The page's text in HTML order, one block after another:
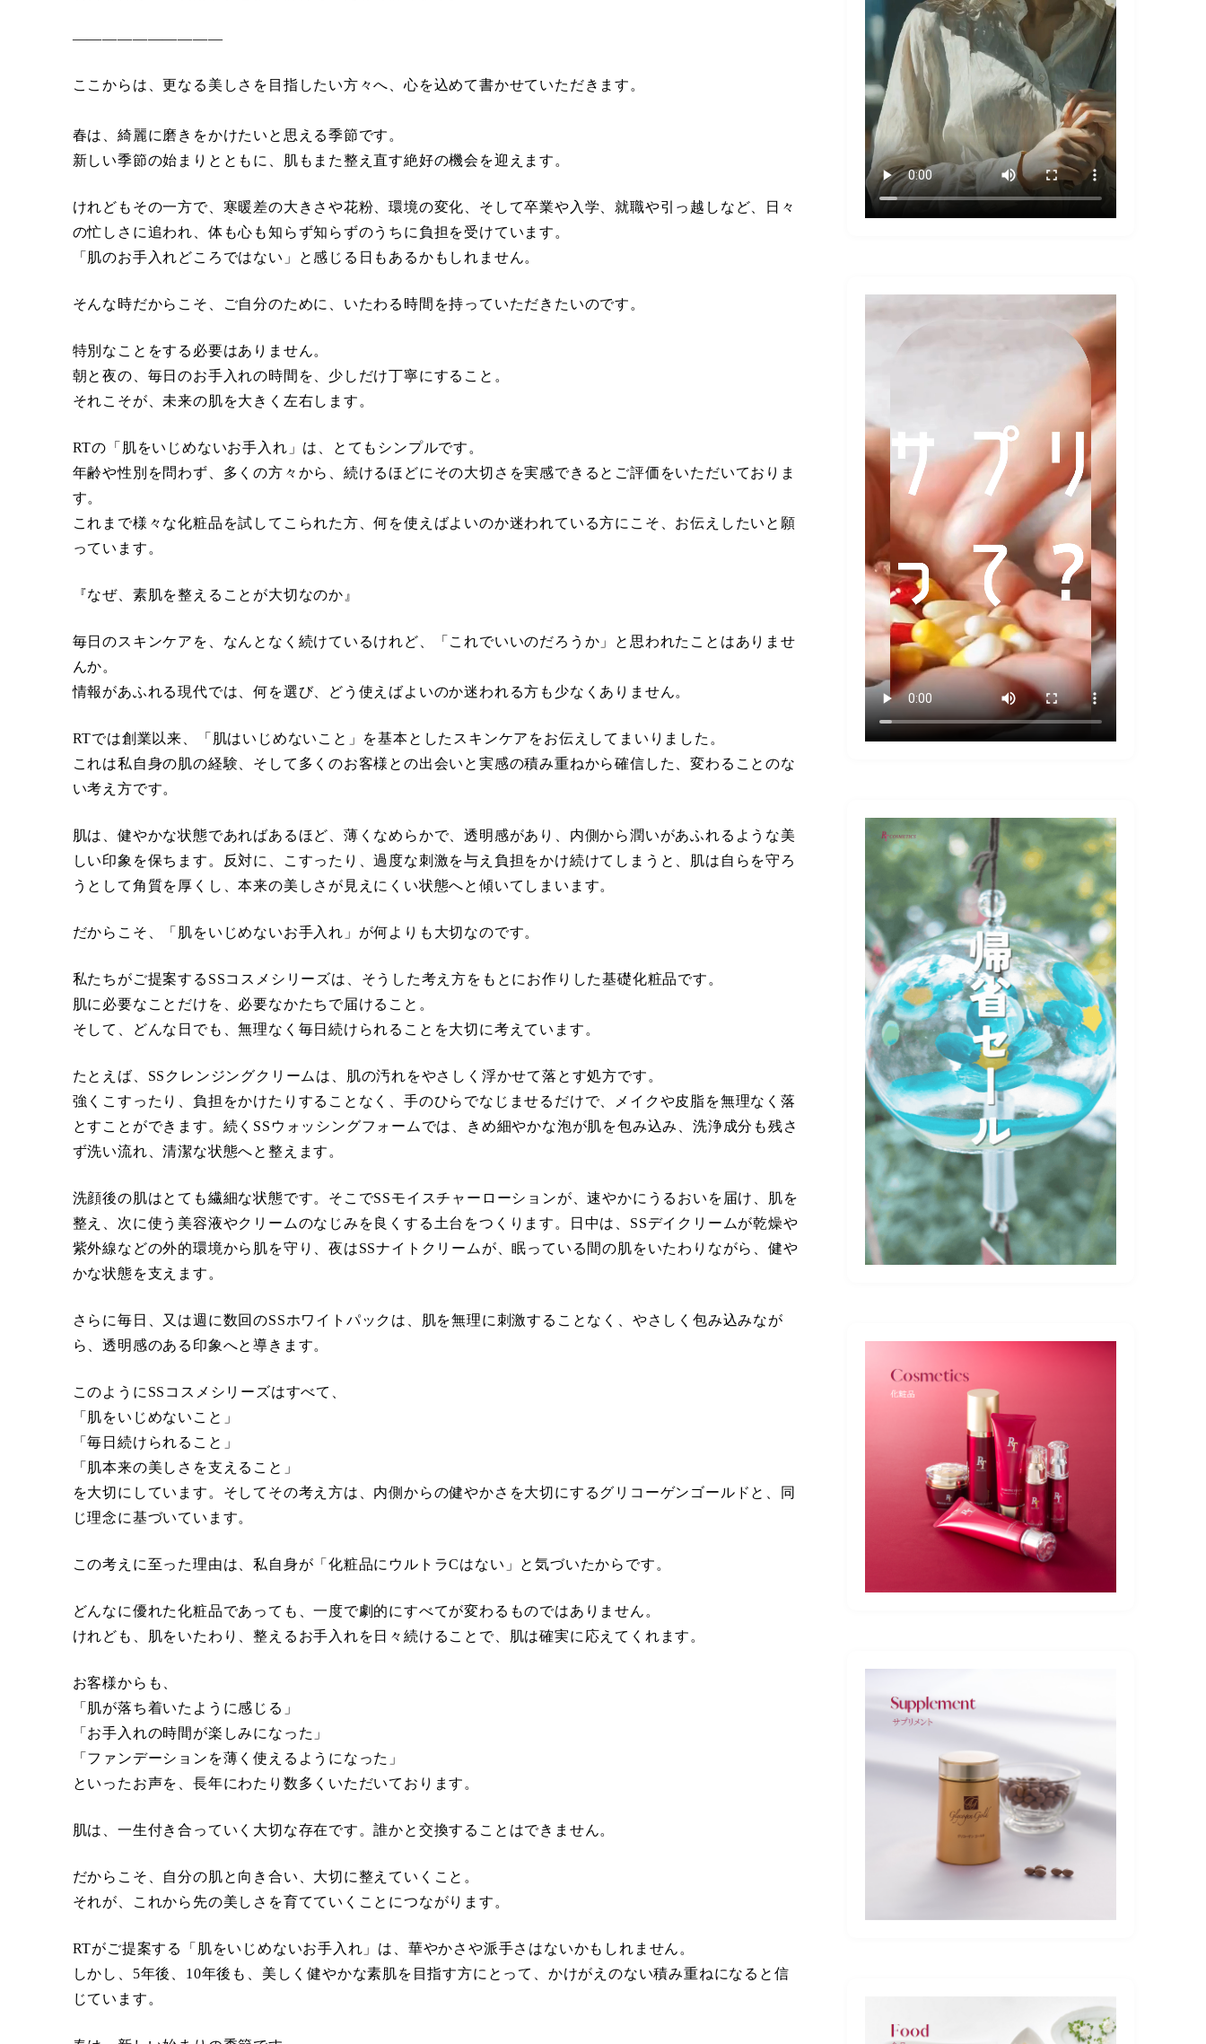
――――――――――
ここからは、更なる美しさを目指したい方々へ、心を込めて書かせていただきます。
春は、綺麗に磨きをかけたいと思える季節です。
新しい季節の始まりとともに、肌もまた整え直す絶好の機会を迎えます。
けれどもその一方で、寒暖差の大きさや花粉、環境の変化、そして卒業や入学、就職や引っ越しなど、日々
の忙しさに追われ、体も心も知らず知らずのうちに負担を受けています。
「肌のお手入れどころではない」と感じる日もあるかもしれません。
そんな時だからこそ、ご自分のために、いたわる時間を持っていただきたいのです。
特別なことをする必要はありません。
朝と夜の、毎日のお手入れの時間を、少しだけ丁寧にすること。
それこそが、未来の肌を大きく左右します。
RTの「肌をいじめないお手入れ」は、とてもシンプルです。
年齢や性別を問わず、多くの方々から、続けるほどにその大切さを実感できるとご評価をいただいておりま
す。
これまで様々な化粧品を試してこられた方、何を使えばよいのか迷われている方にこそ、お伝えしたいと願
っています。
『なぜ、素肌を整えることが大切なのか』
毎日のスキンケアを、なんとなく続けているけれど、「これでいいのだろうか」と思われたことはありませ
んか。
情報があふれる現代では、何を選び、どう使えばよいのか迷われる方も少なくありません。
RTでは創業以来、「肌はいじめないこと」を基本としたスキンケアをお伝えしてまいりました。
これは私自身の肌の経験、そして多くのお客様との出会いと実感の積み重ねから確信した、変わることのな
い考え方です。
肌は、健やかな状態であればあるほど、薄くなめらかで、透明感があり、内側から潤いがあふれるような美
しい印象を保ちます。反対に、こすったり、過度な刺激を与え負担をかけ続けてしまうと、肌は自らを守ろ
うとして角質を厚くし、本来の美しさが見えにくい状態へと傾いてしまいます。
だからこそ、「肌をいじめないお手入れ」が何よりも大切なのです。
私たちがご提案するSSコスメシリーズは、そうした考え方をもとにお作りした基礎化粧品です。
肌に必要なことだけを、必要なかたちで届けること。
そして、どんな日でも、無理なく毎日続けられることを大切に考えています。
たとえば、SSクレンジングクリームは、肌の汚れをやさしく浮かせて落とす処方です。
強くこすったり、負担をかけたりすることなく、手のひらでなじませるだけで、メイクや皮脂を無理なく落
とすことができます。続くSSウォッシングフォームでは、きめ細やかな泡が肌を包み込み、洗浄成分も残さ
ず洗い流れ、清潔な状態へと整えます。
洗顔後の肌はとても繊細な状態です。そこでSSモイスチャーローションが、速やかにうるおいを届け、肌を
整え、次に使う美容液やクリームのなじみを良くする土台をつくります。日中は、SSデイクリームが乾燥や
紫外線などの外的環境から肌を守り、夜はSSナイトクリームが、眠っている間の肌をいたわりながら、健や
かな状態を支えます。
さらに毎日、又は週に数回のSSホワイトパックは、肌を無理に刺激することなく、やさしく包み込みなが
ら、透明感のある印象へと導きます。
このようにSSコスメシリーズはすべて、
「肌をいじめないこと」
「毎日続けられること」
「肌本来の美しさを支えること」
を大切にしています。そしてその考え方は、内側からの健やかさを大切にするグリコーゲンゴールドと、同
じ理念に基づいています。
この考えに至った理由は、私自身が「化粧品にウルトラCはない」と気づいたからです。
どんなに優れた化粧品であっても、一度で劇的にすべてが変わるものではありません。
けれども、肌をいたわり、整えるお手入れを日々続けることで、肌は確実に応えてくれます。
お客様からも、
「肌が落ち着いたように感じる」
「お手入れの時間が楽しみになった」
「ファンデーションを薄く使えるようになった」
といったお声を、長年にわたり数多くいただいております。
肌は、一生付き合っていく大切な存在です。誰かと交換することはできません。
だからこそ、自分の肌と向き合い、大切に整えていくこと。
それが、これから先の美しさを育てていくことにつながります。
RTがご提案する「肌をいじめないお手入れ」は、華やかさや派手さはないかもしれません。
しかし、5年後、10年後も、美しく健やかな素肌を目指す方にとって、かけがえのない積み重ねになると信
じています。